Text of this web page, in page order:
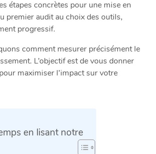
étapes concrètes pour une mise en
premier audit au choix des outils,
progressif.
comment mesurer précisément le
L’objectif est de vous donner
maximiser l’impact sur votre
en lisant notre